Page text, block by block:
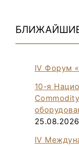
IV Форум
10-я
25.08.2026
IV